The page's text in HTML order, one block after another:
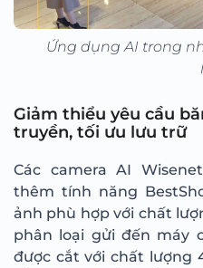
Ứng dụng AI trong
Giảm thiểu yêu cầu
truyền, tối ưu lưu trữ
Các camera AI
thêm tính năng
ảnh phù hợp với chất
phân loại gửi đến máy
được cắt với chất lượng